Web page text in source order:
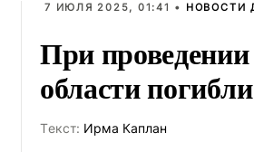
7 ИЮЛЯ 2025, 01:41 • НОВОСТИ
При
области
Tекст: Ирма Каплан